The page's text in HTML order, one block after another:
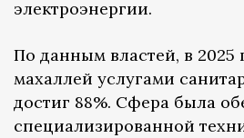
электроэнергии.
По данным властей, в 2025
махаллей услугами
достиг 88%. Сфера была
специализированной